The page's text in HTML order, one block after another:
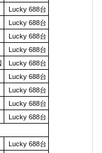
Lucky 688台
Lucky 688台
Lucky 688台
Lucky 688台
Lucky 688台
Lucky 688台
Lucky 688台
Lucky 688台
Lucky 688台
Lucky 688台